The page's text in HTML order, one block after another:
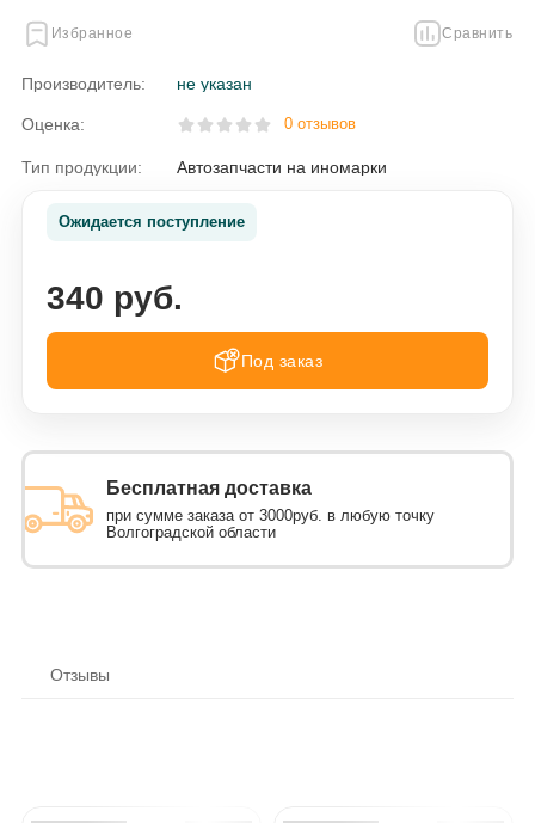
Избранное Сравнить
Производитель: не указан
Оценка: 0 отзывов
Тип продукции: Автозапчасти на иномарки
Ожидается поступление
340 руб.
Под заказ
Бесплатная доставка
при сумме заказа от 3000руб. в любую точку
Волгоградской области
Отзывы